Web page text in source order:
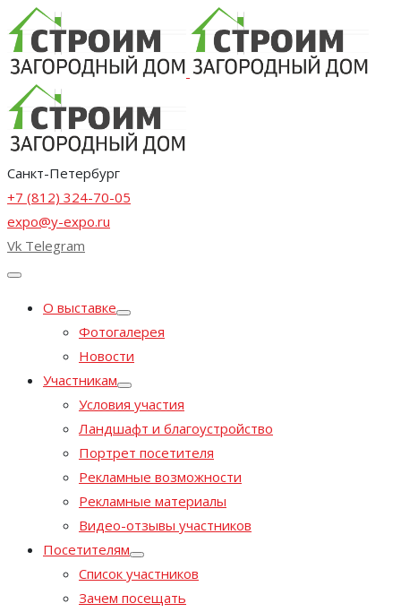
Санкт-Петербург
+7 (812) 324-70-05
expo@y-expo.ru
Vk Telegram
О выставке
Фотогалерея
Новости
Участникам
Условия участия
Ландшафт и благоустройство
Портрет посетителя
Рекламные возможности
Рекламные материалы
Видео-отзывы участников
Посетителям
Список участников
Зачем посещать